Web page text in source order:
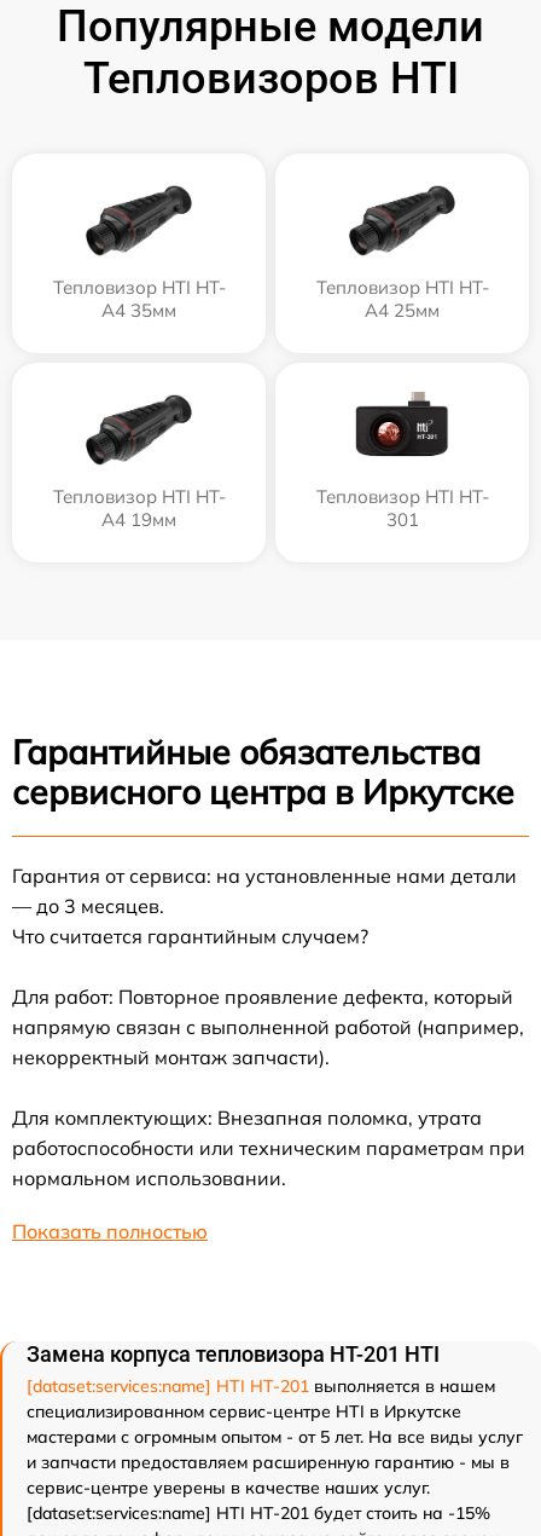
Популярные модели
Тепловизоров HTI
Тепловизор HTI HT-
A4 35мм
Тепловизор HTI HT-
A4 25мм
Тепловизор HTI HT-
A4 19мм
Тепловизор HTI HT-
301
Гарантийные обязательства
сервисного центра в Иркутске
Гарантия от сервиса: на установленные нами детали
— до 3 месяцев.
Что считается гарантийным случаем?
Для работ: Повторное проявление дефекта, который
напрямую связан с выполненной работой (например,
некорректный монтаж запчасти).
Для комплектующих: Внезапная поломка, утрата
работоспособности или техническим параметрам при
нормальном использовании.
Показать полностью
Замена корпуса тепловизора HT-201 HTI
[dataset:services:name] HTI HT-201 выполняется в нашем
специализированном сервис-центре HTI в Иркутске
мастерами с огромным опытом - от 5 лет. На все виды услуг
и запчасти предоставляем расширенную гарантию - мы в
сервис-центре уверены в качестве наших услуг.
[dataset:services:name] HTI HT-201 будет стоить на -15%